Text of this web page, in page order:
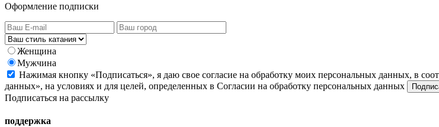
Оформление подписки
Женщина
Мужчина
Нажимая кнопку «Подписаться», я даю свое согласие на обработку моих персональных данных, в
данных», на условиях и для целей, определенных в Согласии на обработку персональных данных
Подписаться на рассылку
поддержка